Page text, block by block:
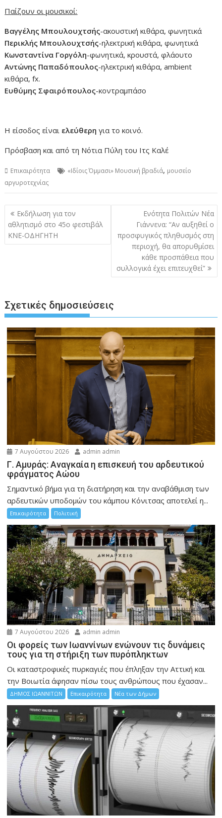
Παίζουν οι μουσικοί:
Βαγγέλης Μπουλουχτσής-ακουστική κιθάρα, φωνητικά
Περικλής Μπουλουχτσής-ηλεκτρική κιθάρα, φωνητικά
Κωνσταντίνα Γοργόλη-φωνητικά, κρουστά, φλάουτο
Αντώνης Παπαδόπουλος-ηλεκτρική κιθάρα, ambient
κιθάρα, fx.
Ευθύμης Σφαιρόπουλος-κοντραμπάσο
Η είσοδος είναι ελεύθερηγια το κοινό.
Πρόσβαση και από τη Νότια Πύλη του Ιτς Καλέ
Επικαιρότητα «Ιδίοις Όμμασι» Μουσική βραδιά, μουσείο
αργυροτεχνίας
Πλοήγηση
άρθρων
Εκδήλωση για τον
αθλητισμό στο 45ο φεστιβάλ
ΚΝΕ-ΟΔΗΓΗΤΗ
Ενότητα Πολιτών Νέα
Γιάννενα: “Aν αυξηθεί ο
προσφυγικός πληθυσμός στη
περιοχή, θα απορυθμίσει
κάθε προσπάθεια που
συλλογικά έχει επιτευχθεί”
Σχετικές δημοσιεύσεις
7 Αυγούστου 2026 admin admin
Γ. Αμυράς: Αναγκαία η επισκευή του αρδευτικού
φράγματος Αώου
Σημαντικό βήμα για τη διατήρηση και την αναβάθμιση των
αρδευτικών υποδομών του κάμπου Κόνιτσας αποτελεί η...
Επικαιρότητα Πολιτική
7 Αυγούστου 2026 admin admin
Οι φορείς των Ιωαννίνων ενώνουν τις δυνάμεις
τους για τη στήριξη των πυρόπληκτων
Οι καταστροφικές πυρκαγιές που έπληξαν την Αττική και
την Bοιωτία άφησαν πίσω τους ανθρώπους που έχασαν...
ΔΗΜΟΣ ΙΩΑΝΝΙΤΩΝ Επικαιρότητα Νέα των Δήμων